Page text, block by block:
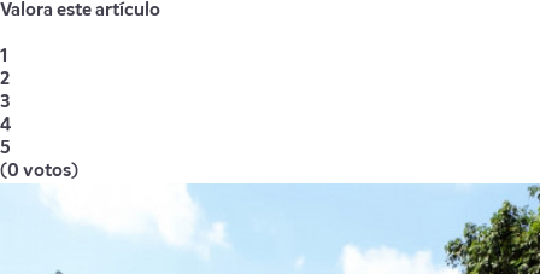
Valora este artículo
1
2
3
4
5
(0 votos)